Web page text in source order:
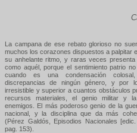
La campana de ese rebato glorioso no
muchos los corazones dispuestos a palpitar
su anhelante ritmo, y raras veces presenta
como aquél, porque el sentimiento patrio
cuando es una condensación
discrepancias de ningún género, y por
irresistible y superior a cuantos obstáculos
recursos materiales, el genio militar y
enemigos. El más poderoso genio de la
nacional, y la disciplina que da más
(Pérez Galdós, Episodios Nacionales
pag. 153).